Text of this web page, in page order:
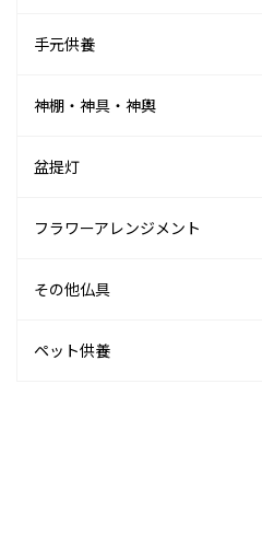
手元供養
神棚・神具・神輿
盆提灯
フラワーアレンジメント
その他仏具
ペット供養